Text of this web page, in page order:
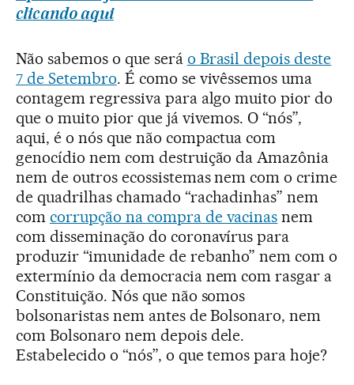
clicando aqui
Não sabemos o que será o Brasil depois deste
7 de Setembro. É como se vivêssemos uma
contagem regressiva para algo muito pior do
que o muito pior que já vivemos. O “nós”,
aqui, é o nós que não compactua com
genocídio nem com destruição da Amazônia
nem de outros ecossistemas nem com o crime
de quadrilhas chamado “rachadinhas” nem
com corrupção na compra de vacinas nem
com disseminação do coronavírus para
produzir “imunidade de rebanho” nem com o
extermínio da democracia nem com rasgar a
Constituição. Nós que não somos
bolsonaristas nem antes de Bolsonaro, nem
com Bolsonaro nem depois dele.
Estabelecido o “nós”, o que temos para hoje?